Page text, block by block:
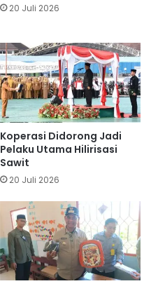
20 Juli 2026
Koperasi Didorong Jadi
Pelaku Utama Hilirisasi
Sawit
20 Juli 2026